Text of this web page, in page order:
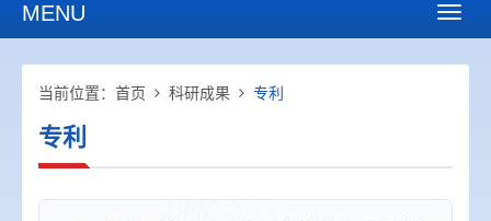
MENU
当前位置： 首页 科研成果 专利
专利